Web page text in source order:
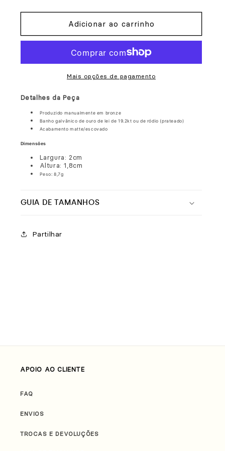
quantidade
Anel
quantidade
de
Anel
Casinha
Adicionar ao carrinho
Mais opções de pagamento
Detalhes da Peça
Produzido manualmente em bronze
Banho galvânico de ouro de lei de 19.2kt ou de ródio (prateado)
Acabamentomatte/escovado
Dimensões
Largura: 2cm
Altura: 1,8cm
Peso: 8,7g
GUIA DE TAMANHOS
Partilhar
APOIO AO CLIENTE
FAQ
ENVIOS
TROCAS E DEVOLUÇÕES